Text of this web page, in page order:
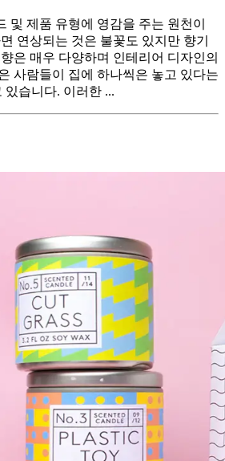
및 제품 유형에 영감을 주는 원천이
연상되는 것은 불꽃도 있지만 향기
은 매우 다양하며 인테리어 디자인의
사람들이 집에 하나씩은 놓고 있다는
있습니다. 이러한 ...